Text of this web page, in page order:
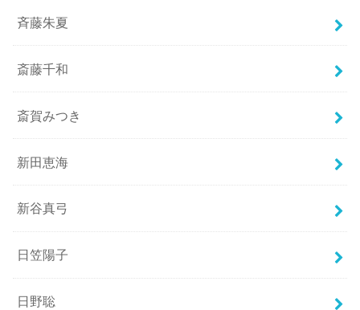
斉藤朱夏
斎藤千和
斎賀みつき
新田恵海
新谷真弓
日笠陽子
日野聡